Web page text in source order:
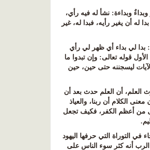
وبداءة: نشأ له فيه رأي،
له أن يغير رأيه، فبدا له، غير
:بدا لي بداء أي ظهر لي رأي
قوله تعالى:وإن تبدوا ما
ليسجننه حتى حين، حين
العلم، أن العلم حدث بعد أن
الكلام أن ربنا، والعياذ
من أعظم الكفر، فكيف تجعل
.
التوراة التي حرفها اليهود
أنه كثر سوء الناس على